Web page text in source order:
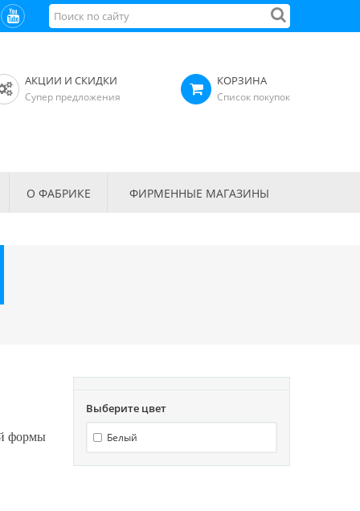
АКЦИИ И СКИДКИ
Супер предложения
КОРЗИНА
Список покупок
О ФАБРИКЕ ФИРМЕННЫЕ МАГАЗИНЫ
Выберите цвет
Белый
формы